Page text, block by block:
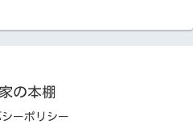
の本棚
ーポリシー